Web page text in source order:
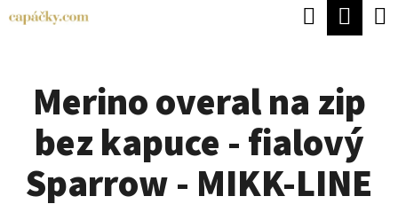
Přejít
Hledat
Merino overal na zip
bez kapuce - fialový
Sparrow - MIKK-LINE
K